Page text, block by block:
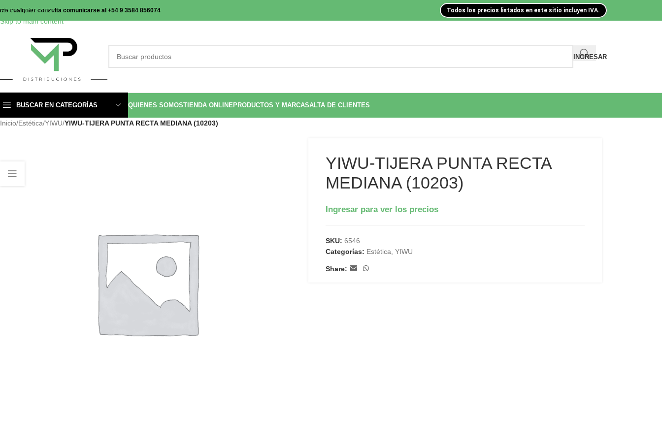
Skip to navigation
Skip to main content
cualquier consulta comunicarse al +54 9 3584 856074 Todos los precios listados en este sitio incluyen IVA.
INGRESAR
BUSCAR EN CATEGORÍAS QUIENES SOMOSTIENDA ONLINEPRODUCTOS Y MARCASALTA DE CLIENTES
Inicio/Estética/YIWU/YIWU-TIJERA PUNTA RECTA MEDIANA (10203)
YIWU-TIJERA PUNTA RECTA
MEDIANA (10203)
Ingresar para ver los precios
SKU: 6546
Categorías: Estética YIWU
Share: